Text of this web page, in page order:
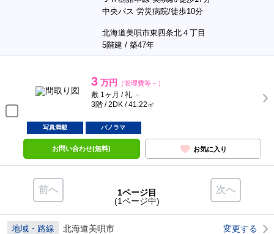
中央バス 労災病院/徒歩10分
北海道美唄市東四条北４丁目
5階建 / 築47年
3 万円 （管理費等－）
敷 1ヶ月 / 礼 －
3階 / 2DK / 41.22㎡
写真満載 パノラマ
お問い合わせ(無料) お気に入り
前へ 次へ
1ページ目
(1ページ中)
地域・路線 北海道美唄市 変更する